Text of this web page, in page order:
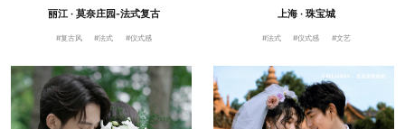
丽江 · 莫奈庄园-法式复古
#复古风 #法式 #仪式感
上海 · 珠宝城
#法式 #仪式感 #文艺